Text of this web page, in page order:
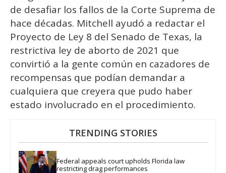
de desafiar los fallos de la Corte Suprema de
hace décadas. Mitchell ayudó a redactar el
Proyecto de Ley 8 del Senado de Texas, la
restrictiva ley de aborto de 2021 que
convirtió a la gente común en cazadores de
recompensas que podían demandar a
cualquiera que creyera que pudo haber
estado involucrado en el procedimiento.
TRENDING STORIES
Federal appeals court upholds Florida law
restricting drag performances